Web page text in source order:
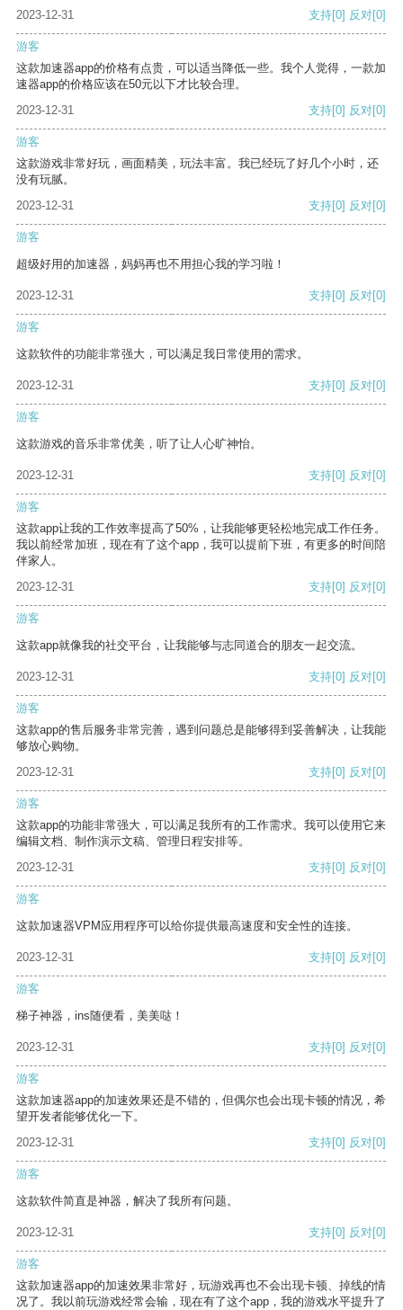
2023-12-31 支持[0] 反对[0]
游客
这款加速器app的价格有点贵，可以适当降低一些。我个人觉得，一款加
速器app的价格应该在50元以下才比较合理。
2023-12-31
支持[0] 反对[0]
游客
这款游戏非常好玩，画面精美，玩法丰富。我已经玩了好几个小时，还
没有玩腻。
2023-12-31
支持[0] 反对[0]
游客
超级好用的加速器，妈妈再也不用担心我的学习啦！
2023-12-31 支持[0] 反对[0]
游客
这款软件的功能非常强大，可以满足我日常使用的需求。
2023-12-31 支持[0] 反对[0]
游客
这款游戏的音乐非常优美，听了让人心旷神怡。
2023-12-31 支持[0] 反对[0]
游客
这款app让我的工作效率提高了50%，让我能够更轻松地完成工作任务。
我以前经常加班，现在有了这个app，我可以提前下班，有更多的时间陪
伴家人。
2023-12-31
支持[0] 反对[0]
游客
这款app就像我的社交平台，让我能够与志同道合的朋友一起交流。
2023-12-31 支持[0] 反对[0]
游客
这款app的售后服务非常完善，遇到问题总是能够得到妥善解决，让我能
够放心购物。
2023-12-31
支持[0] 反对[0]
游客
这款app的功能非常强大，可以满足我所有的工作需求。我可以使用它来
编辑文档、制作演示文稿、管理日程安排等。
2023-12-31
支持[0] 反对[0]
游客
这款加速器VPM应用程序可以给你提供最高速度和安全性的连接。
2023-12-31 支持[0] 反对[0]
游客
梯子神器，ins随便看，美美哒！
2023-12-31 支持[0] 反对[0]
游客
这款加速器app的加速效果还是不错的，但偶尔也会出现卡顿的情况，希
望开发者能够优化一下。
2023-12-31
支持[0] 反对[0]
游客
这款软件简直是神器，解决了我所有问题。
2023-12-31 支持[0] 反对[0]
游客
这款加速器app的加速效果非常好，玩游戏再也不会出现卡顿、掉线的情
况了。我以前玩游戏经常会输，现在有了这个app，我的游戏水平提升了